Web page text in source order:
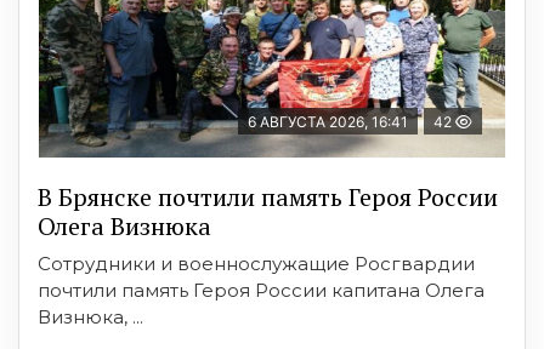
6 АВГУСТА 2026, 16:41 42
В Брянске почтили память Героя России
Олега Визнюка
Сотрудники и военнослужащие Росгвардии
почтили память Героя России капитана Олега
Визнюка, ...